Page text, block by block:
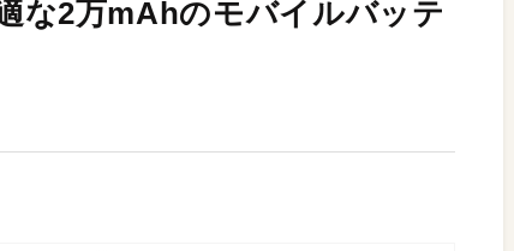
な2万mAhのモバイルバッテ